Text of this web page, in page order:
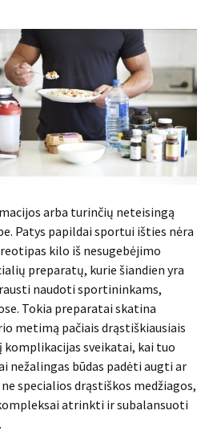
arba turinčių neteisingą
Patys papildai sportui išties nėra
kilo iš nesugebėjimo
preparatų, kurie šiandien yra
naudoti sportininkams,
Tokia preparatai skatina
metimą pačiais drąstiškiausiais
komplikacijas sveikatai, kai tuo
nežalingas būdas padėti augti ar
specialios drąstiškos medžiagos,
atrinkti ir subalansuoti